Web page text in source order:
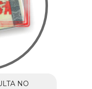
NO